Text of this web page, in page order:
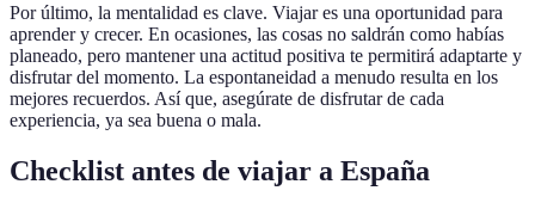
Por último, la mentalidad es clave. Viajar es una oportunidad para
aprender y crecer. En ocasiones, las cosas no saldrán como habías
planeado, pero mantener una actitud positiva te permitirá adaptarte y
disfrutar del momento. La espontaneidad a menudo resulta en los
mejores recuerdos. Así que, asegúrate de disfrutar de cada
experiencia, ya sea buena o mala.
Checklist antes de viajar a España